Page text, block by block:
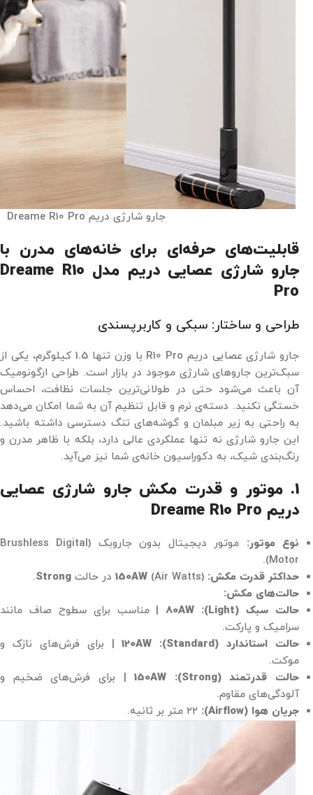
جارو شارژی دریم Dreame R10 Pro
قابلیت‌های حرفه‌ای برای خانه‌های مدرن با
جارو شارژی عصایی دریم مدل Dreame R10
Pro
طراحی و ساختار: سبکی و کاربرپسندی
جارو شارژی عصایی دریم R10 Pro با وزن تنها 1.5 کیلوگرم، یکی از
سبک‌ترین جاروهای شارژی موجود در بازار است. طراحی ارگونومیک
آن باعث می‌شود حتی در طولانی‌ترین جلسات نظافت، احساس
خستگی نکنید. دسته‌ی نرم و قابل تنظیم آن به شما امکان می‌دهد
به راحتی به زیر مبلمان و گوشه‌های تنگ دسترسی داشته باشید.
این جارو شارژی نه تنها عملکردی عالی دارد، بلکه با ظاهر مدرن و
رنگ‌بندی شیک، به دکوراسیون خانه‌ی شما نیز می‌آید.
1. موتور و قدرت مکش جارو شارژی عصایی
دریم Dreame R10 Pro
نوع موتور:
موتور دیجیتال بدون جاروبک (Brushless Digital
Motor).
حداکثر قدرت مکش:
150AW (Air Watts) در حالت Strong
.
حالت‌های مکش:
حالت سبک (Light):
80AW| مناسب برای سطوح صاف مانند
سرامیک و پارکت.
حالت استاندارد (Standard):
120AW| برای فرش‌های نازک و
موکت.
حالت قدرتمند (Strong):
150AW| برای فرش‌های ضخیم و
آلودگی‌های مقاوم.
جریان هوا (Airflow):